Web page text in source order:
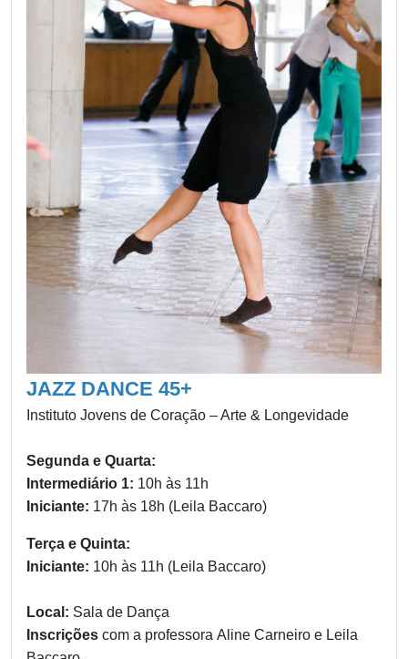
JAZZ DANCE 45+
Instituto Jovens de Coração – Arte & Longevidade
Segunda e Quarta:
Intermediário 1: 10h às 11h
Iniciante: 17h às 18h (Leila Baccaro)
Terça e Quinta:
Iniciante: 10h às 11h (Leila Baccaro)
Local: Sala de Dança
Inscrições com a professora Aline Carneiro e Leila